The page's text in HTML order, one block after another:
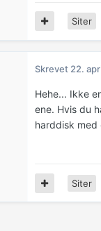
Siter
Skrevet 22.
Hehe... Ikke
ene. Hvis du
harddisk med
Siter